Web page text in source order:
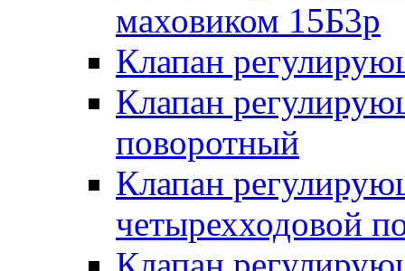
маховиком 15Б3р
Клапан
Клапан
поворотный
Клапан
четырехходовой